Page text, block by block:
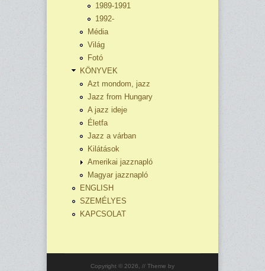
1989-1991
1992-
Média
Világ
Fotó
KÖNYVEK
Azt mondom, jazz
Jazz from Hungary
A jazz ideje
Életfa
Jazz a várban
Kilátások
Amerikai jazznapló
Magyar jazznapló
ENGLISH
SZEMÉLYES
KAPCSOLAT
Copyright © 2026, // Theme by